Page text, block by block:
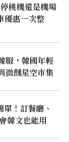
桃機還是機場
優惠一次整
服，韓國年輕
微醺星空市集
！訂餐廳、
韓文也能用